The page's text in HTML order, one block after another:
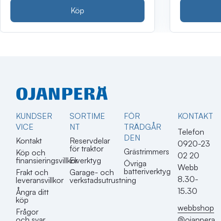
Köp
KUNDSER
VICE
Kontakt
Köp och
finansieringsvillkor
Frakt och
leveransvillkor
Ångra ditt
köp
Frågor
SORTIME
NT
Reservdelar
för traktor
Elverktyg
Garage- och
verkstadsutrustning
FÖR
TRÄDGÅR
DEN
Grästrimmers
Övriga
batteriverktyg
KONTAKT​
Telefon
0920-23
02 20
Webb
8.30-
15.30
webbshop